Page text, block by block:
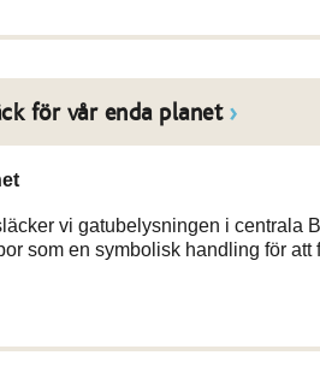
för vår enda planet
vi gatubelysningen i centrala
som en symbolisk handling för att